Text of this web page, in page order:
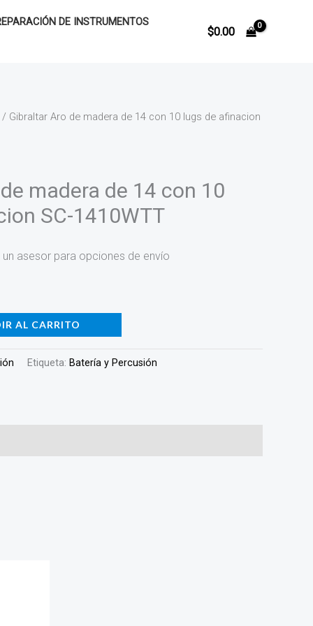
DE INSTRUMENTOS
$0.00
/ Gibraltar Aro de madera de 14 con 10 lugs de afinacion
madera de 14 con 10
SC-1410WTT
asesor para opciones de envío
AL CARRITO
Etiqueta: Batería y Percusión